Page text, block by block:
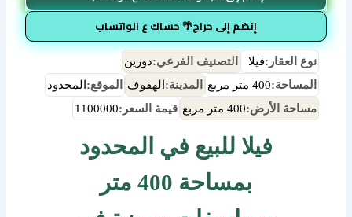
إنضم إلى حراج🌴 حساك ع الواتساب
نوع العقار:فيلا التصنيف الفرعي:دورين
المساحة:400 متر مربع المدينة: الهفوف الموقع: المحدود
مساحة الأرض:400 متر مربع قيمة السعر:1100000
فيلا للبيع في المحدود
بمساحة 400 متر